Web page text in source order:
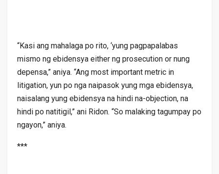
“Kasi ang mahalaga po rito, ‘yung pagpapalabas
mismo ng ebidensya either ng prosecution or nung
depensa,” aniya. “Ang most important metric in
litigation, yun po nga naipasok yung mga ebidensya,
naisalang yung ebidensya na hindi na-objection, na
hindi po natitigil,” ani Ridon. “So malaking tagumpay po
ngayon,” aniya.
***